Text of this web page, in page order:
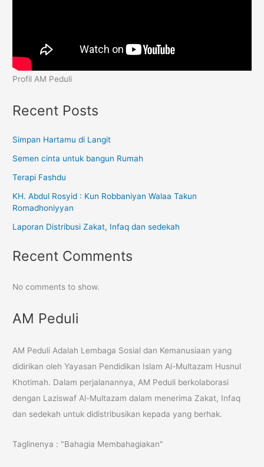
Profil AM Peduli
Recent Posts
Simpan Hartamu di Langit
Semen cinta untuk bangun Rumah
Terapi Fashdu
KH. Abdul Rosyid : Kun Robbaniyan Walaa Takun
Romadhoniyyan
Laporan Distribusi Zakat, Infaq dan sedekah
Recent Comments
No comments to show.
AM Peduli
AM Peduli Adalah Lembaga Sosial dan Kemanusiaan yang
didirikan oleh Yayasan Pendidikan Islam Al-Multazam Husnul
Khotimah. Dalam perjalanannya, AM Peduli berkolaborasi
dengan Laziswaf Al-Multazam dalam menerima Zakat, Infaq
dan sedekah untuk didistribusikan kepada yang berhak.
Taglinenya : "Bahagia Membahagiakan"